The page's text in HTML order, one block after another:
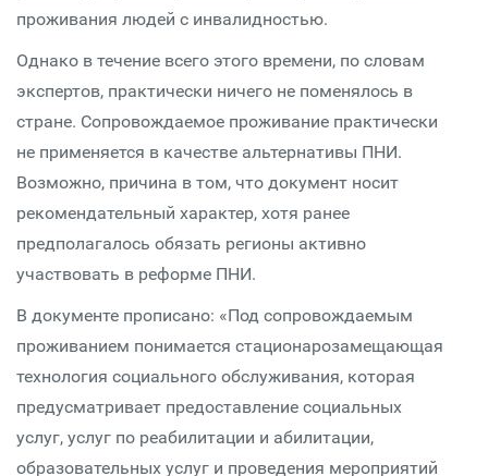
проживания людей с инвалидностью.
Однако в течение всего этого времени, по словам
экспертов, практически ничего не поменялось в
стране. Сопровождаемое проживание практически
не применяется в качестве альтернативы ПНИ.
Возможно, причина в том, что документ носит
рекомендательный характер, хотя ранее
предполагалось обязать регионы активно
участвовать в реформе ПНИ.
В документе прописано: «Под сопровождаемым
проживанием понимается стационарозамещающая
технология социального обслуживания, которая
предусматривает предоставление социальных
услуг, услуг по реабилитации и абилитации,
образовательных услуг и проведения мероприятий